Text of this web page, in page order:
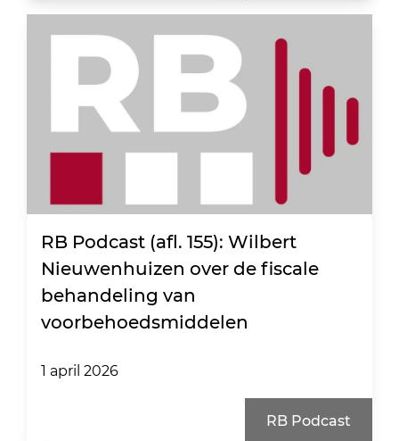
RB Podcast (afl. 155): Wilbert
Nieuwenhuizen over de fiscale
behandeling van
voorbehoedsmiddelen
1 april 2026
RB Podcast